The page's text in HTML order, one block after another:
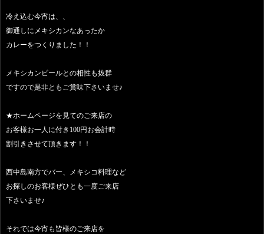
冷え込む今宵は、、
御通しにメキシカンなあったか
カレーをつくりました！！
メキシカンビールとの相性も抜群
ですので是非ともご賞味下さいませ♪
★ホームページを見てのご来店の
お客様お一人に付き100円お会計時
割引きさせて頂きます！！
西中島南方でバー、メキシコ料理など
お探しのお客様ぜひとも一度ご来店
下さいませ♪
それでは今宵も皆様のご来店を